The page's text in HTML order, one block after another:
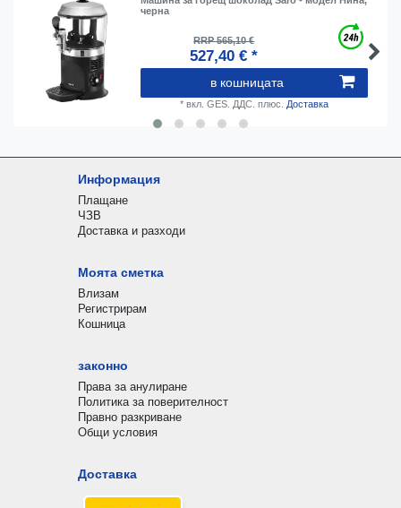
черна
RRP 565,10 €
527,40 € *
в кошницата
* вкл. GES. ДДС. плюс. Доставка
Информация
Плащане
ЧЗВ
Доставка и разходи
Моята сметка
Влизам
Регистрирам
Кошница
законно
Права за анулиране
Политика за поверителност
Правно разкриване
Общи условия
Доставка